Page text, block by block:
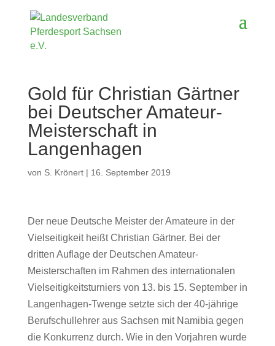
Gold für Christian Gärtner
bei Deutscher Amateur-
Meisterschaft in
Langenhagen
von S. Krönert| 16. September 2019
Der neue Deutsche Meister der Amateure in der
Vielseitigkeit heißt Christian Gärtner. Bei der
dritten Auflage der Deutschen Amateur-
Meisterschaften im Rahmen des internationalen
Vielseitigkeitsturniers von 13. bis 15. September in
Langenhagen-Twenge setzte sich der 40-jährige
Berufschullehrer aus Sachsen mit Namibia gegen
die Konkurrenz durch. Wie in den Vorjahren wurde